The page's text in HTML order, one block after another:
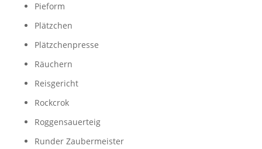
Pieform
Plätzchen
Plätzchenpresse
Räuchern
Reisgericht
Rockcrok
Roggensauerteig
Runder Zaubermeister